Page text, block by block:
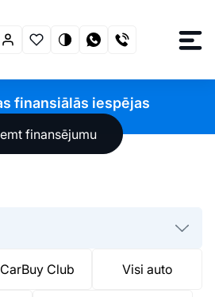
finansiālās iespējas
finansējumu
CarBuy Club Visi auto